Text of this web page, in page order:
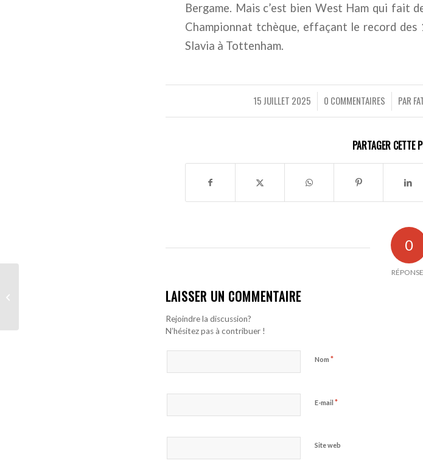
Bergame. Mais c’est bien West Ham qui fait
Championnat tchèque, effaçant le record
Slavia à Tottenham.
15 JUILLET 2025
/ 0 COMMENTAIRES
/ PAR
PARTAGER CETTE
0
LAISSER UN COMMENTAIRE
Rejoindre la discussion?
N’hésitez pas à contribuer !
Nom *
E-mail *
Site web